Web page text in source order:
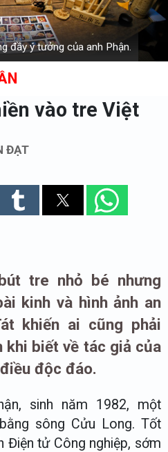
đầy ý tưởng của anh Phận.
vào tre Việt
ĐẠT
tre nhỏ bé nhưng
kinh và hình ảnh an
khiến ai cũng phải
khi biết về tác giả của
độc đáo.
sinh năm 1982, một
sông Cửu Long. Tốt
Điện tử Công nghiệp, sớm